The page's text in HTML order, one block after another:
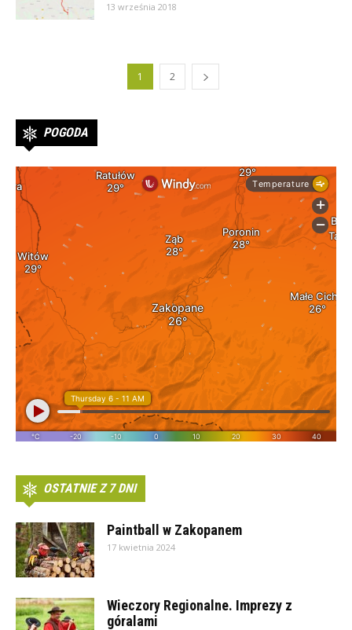
13 września 2018
1 2
POGODA
OSTATNIE Z 7 DNI
Paintball w Zakopanem
17 kwietnia 2024
Wieczory Regionalne. Imprezy z
góralami